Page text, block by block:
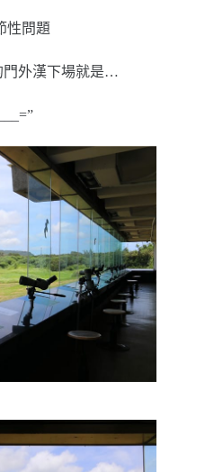
性問題
門外漢下場就是…